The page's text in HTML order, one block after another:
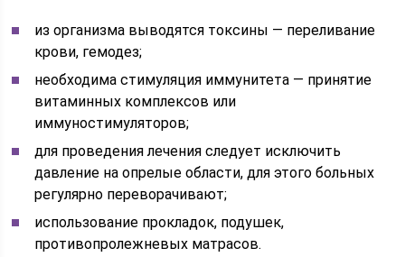
из организма выводятся токсины — переливание
крови, гемодез;
необходима стимуляция иммунитета — принятие
витаминных комплексов или
иммуностимуляторов;
для проведения лечения следует исключить
давление на опрелые области, для этого больных
регулярно переворачивают;
использование прокладок, подушек,
противопролежневых матрасов.